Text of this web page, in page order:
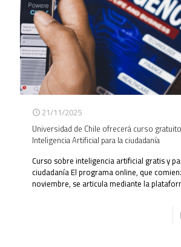
21/11/2025
Universidad de Chile ofrecerá curso
Inteligencia Artificial para la ciudadanía
Curso sobre inteligencia artificial gratis y
ciudadanía El programa online, que
noviembre, se articula mediante la